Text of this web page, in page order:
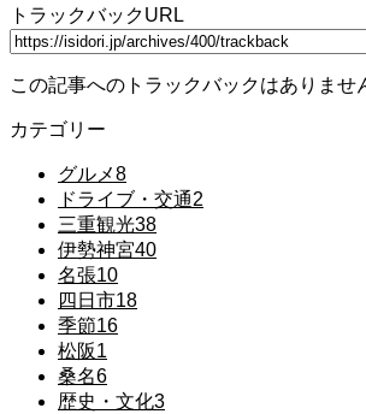
トラックバックURL
この記事へのトラックバックはありませ
カテゴリー
グルメ8
ドライブ・交通2
三重観光38
伊勢神宮40
名張10
四日市18
季節16
松阪1
桑名6
歴史・文化3